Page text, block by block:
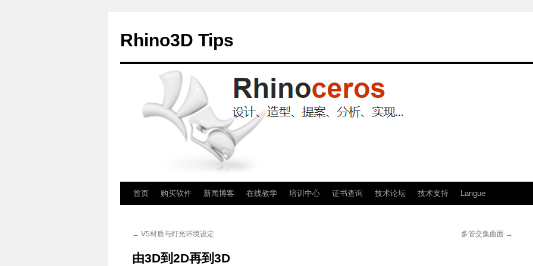
Rhino3D Tips
首页 购买软件 新闻博客 在线教学 培训中心 证书查询 技术论坛 技术支持 Langue
← V5材质与灯光环境设定 多管交集曲面 →
由3D到2D再到3D